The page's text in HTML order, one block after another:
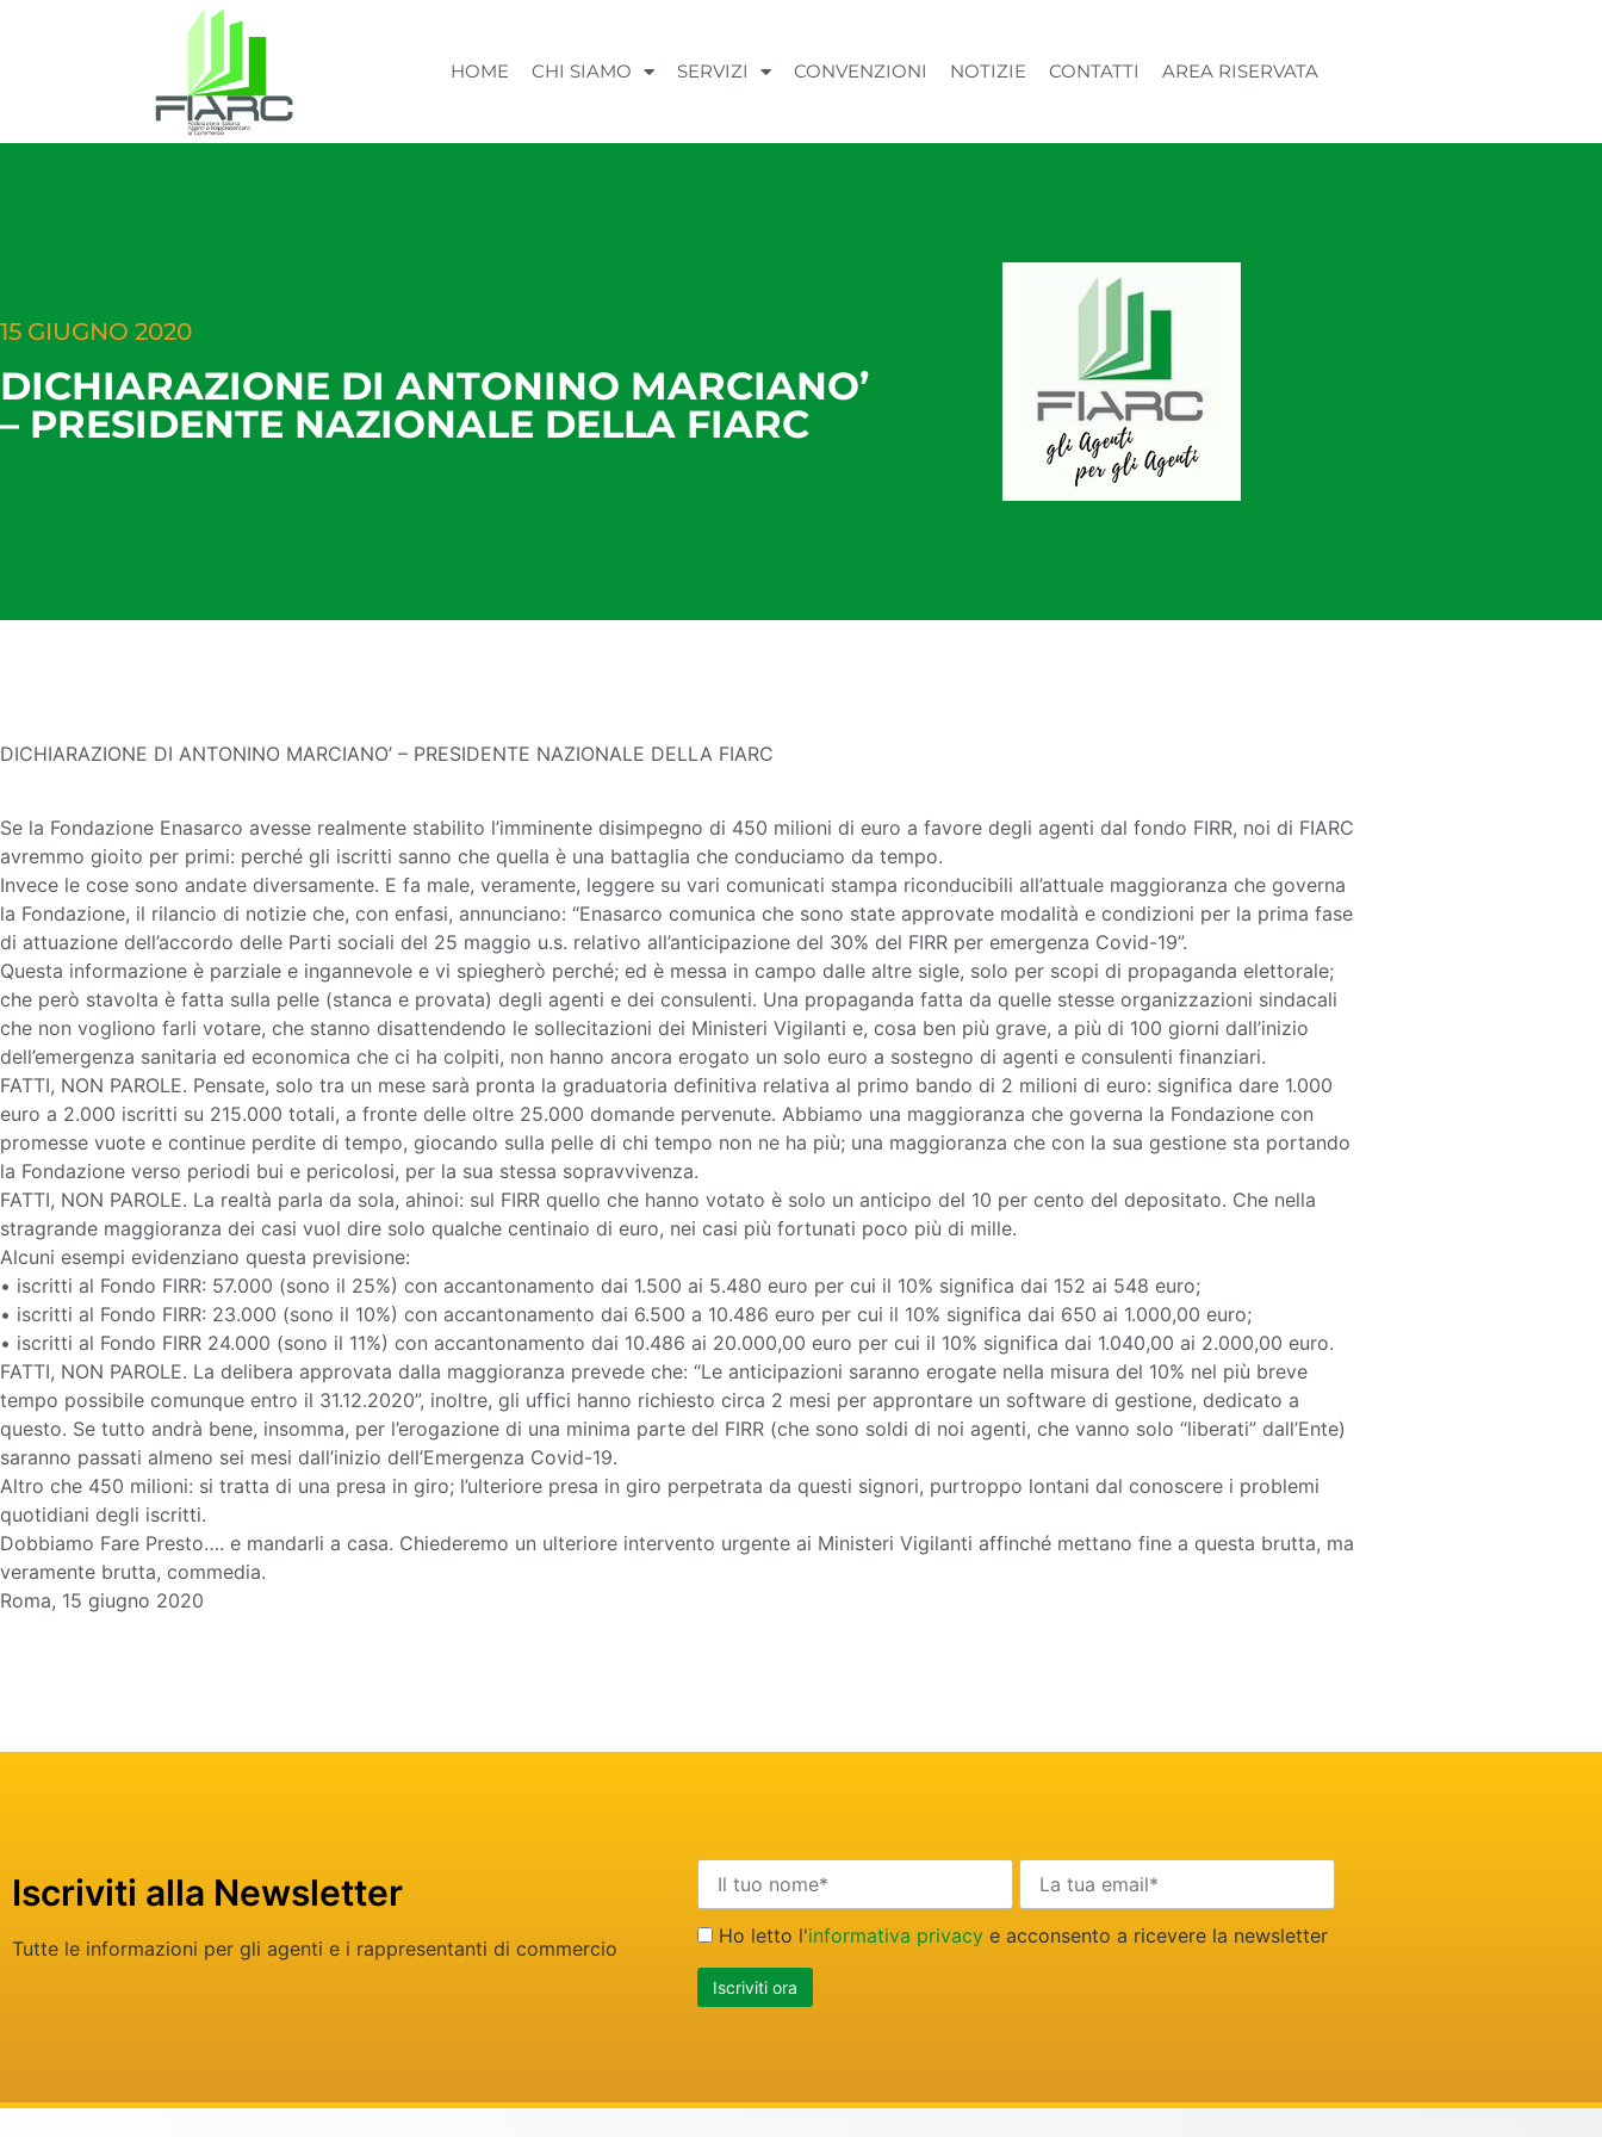
HOME CHI SIAMO SERVIZI CONVENZIONI NOTIZIE CONTATTI AREA RISERVATA
15 GIUGNO 2020
DICHIARAZIONE DI ANTONINO MARCIANO’
– PRESIDENTE NAZIONALE DELLA FIARC
DICHIARAZIONE DI ANTONINO MARCIANO’ – PRESIDENTE NAZIONALE DELLA FIARC
Se la Fondazione Enasarco avesse realmente stabilito l’imminente disimpegno di 450 milioni di euro a favore degli agenti dal fondo FIRR, noi di FIARC
avremmo gioito per primi: perché gli iscritti sanno che quella è una battaglia che conduciamo da tempo.
Invece le cose sono andate diversamente. E fa male, veramente, leggere su vari comunicati stampa riconducibili all’attuale maggioranza che governa
la Fondazione, il rilancio di notizie che, con enfasi, annunciano: “Enasarco comunica che sono state approvate modalità e condizioni per la prima fase
di attuazione dell’accordo delle Parti sociali del 25 maggio u.s. relativo all’anticipazione del 30% del FIRR per emergenza Covid-19”.
Questa informazione è parziale e ingannevole e vi spiegherò perché; ed è messa in campo dalle altre sigle, solo per scopi di propaganda elettorale;
che però stavolta è fatta sulla pelle (stanca e provata) degli agenti e dei consulenti. Una propaganda fatta da quelle stesse organizzazioni sindacali
che non vogliono farli votare, che stanno disattendendo le sollecitazioni dei Ministeri Vigilanti e, cosa ben più grave, a più di 100 giorni dall’inizio
dell’emergenza sanitaria ed economica che ci ha colpiti, non hanno ancora erogato un solo euro a sostegno di agenti e consulenti finanziari.
FATTI, NON PAROLE. Pensate, solo tra un mese sarà pronta la graduatoria definitiva relativa al primo bando di 2 milioni di euro: significa dare 1.000
euro a 2.000 iscritti su 215.000 totali, a fronte delle oltre 25.000 domande pervenute. Abbiamo una maggioranza che governa la Fondazione con
promesse vuote e continue perdite di tempo, giocando sulla pelle di chi tempo non ne ha più; una maggioranza che con la sua gestione sta portando
la Fondazione verso periodi bui e pericolosi, per la sua stessa sopravvivenza.
FATTI, NON PAROLE. La realtà parla da sola, ahinoi: sul FIRR quello che hanno votato è solo un anticipo del 10 per cento del depositato. Che nella
stragrande maggioranza dei casi vuol dire solo qualche centinaio di euro, nei casi più fortunati poco più di mille.
Alcuni esempi evidenziano questa previsione:
• iscritti al Fondo FIRR: 57.000 (sono il 25%) con accantonamento dai 1.500 ai 5.480 euro per cui il 10% significa dai 152 ai 548 euro;
• iscritti al Fondo FIRR: 23.000 (sono il 10%) con accantonamento dai 6.500 a 10.486 euro per cui il 10% significa dai 650 ai 1.000,00 euro;
• iscritti al Fondo FIRR 24.000 (sono il 11%) con accantonamento dai 10.486 ai 20.000,00 euro per cui il 10% significa dai 1.040,00 ai 2.000,00 euro.
FATTI, NON PAROLE. La delibera approvata dalla maggioranza prevede che: “Le anticipazioni saranno erogate nella misura del 10% nel più breve
tempo possibile comunque entro il 31.12.2020”, inoltre, gli uffici hanno richiesto circa 2 mesi per approntare un software di gestione, dedicato a
questo. Se tutto andrà bene, insomma, per l’erogazione di una minima parte del FIRR (che sono soldi di noi agenti, che vanno solo “liberati” dall’Ente)
saranno passati almeno sei mesi dall’inizio dell’Emergenza Covid-19.
Altro che 450 milioni: si tratta di una presa in giro; l’ulteriore presa in giro perpetrata da questi signori, purtroppo lontani dal conoscere i problemi
quotidiani degli iscritti.
Dobbiamo Fare Presto…. e mandarli a casa. Chiederemo un ulteriore intervento urgente ai Ministeri Vigilanti affinché mettano fine a questa brutta, ma
veramente brutta, commedia.
Roma, 15 giugno 2020
Iscriviti alla Newsletter
Tutte le informazioni per gli agenti e i rappresentanti di commercio
Ho letto l'informativa privacy e acconsento a ricevere la newsletter